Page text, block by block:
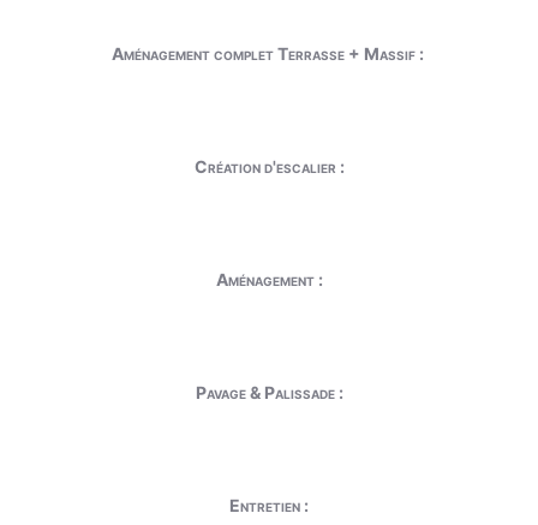
Aménagement complet Terrasse + Massif :
Création d'escalier :
Aménagement :
Pavage & Palissade :
Entretien :